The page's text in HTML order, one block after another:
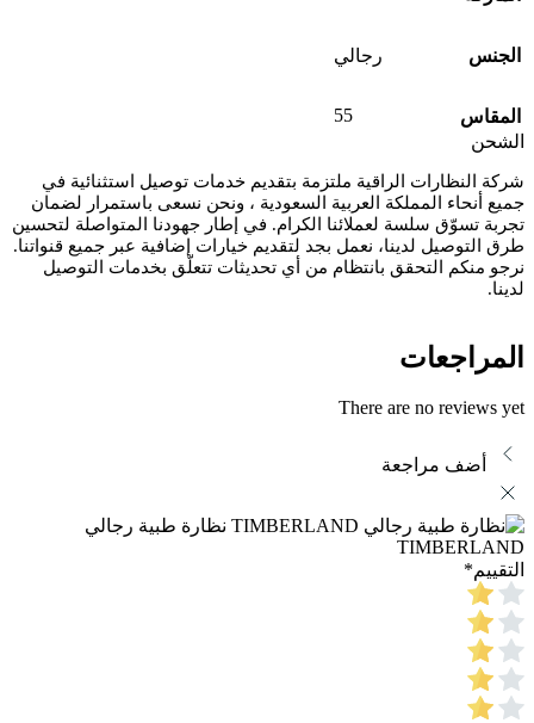
الجنس رجالي
المقاس
55
الشحن
شركة النظارات الراقية ملتزمة بتقديم خدمات توصيل استثنائية في
جميع أنحاء المملكة العربية السعودية ، ونحن نسعى باستمرار لضمان
تجربة تسوّق سلسة لعملائنا الكرام. في إطار جهودنا المتواصلة لتحسين
طرق التوصيل لدينا، نعمل بجد لتقديم خيارات إضافية عبر جميع قنواتنا.
نرجو منكم التحقق بانتظام من أي تحديثات تتعلّق بخدمات التوصيل
لدينا.
المراجعات
There are no reviews yet
أضف مراجعة
نظارة طبية رجالي
TIMBERLAND
التقييم*